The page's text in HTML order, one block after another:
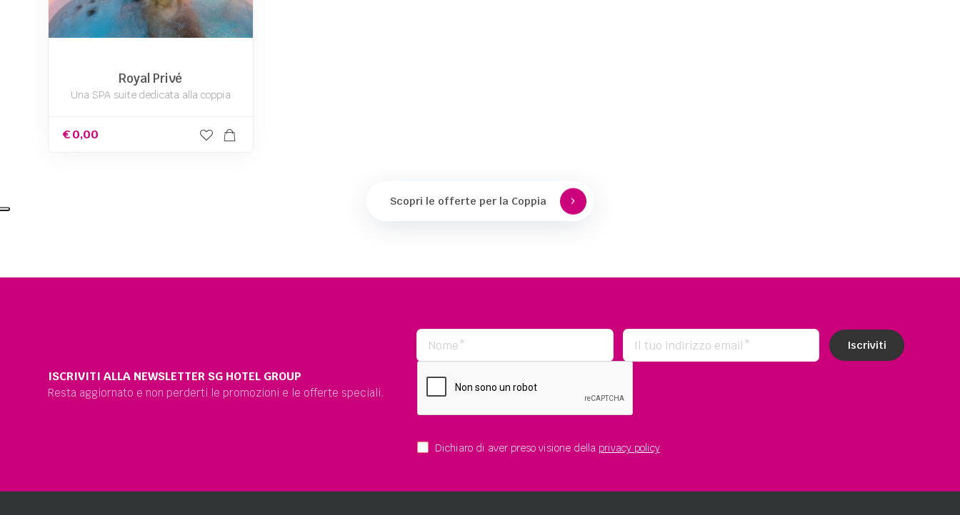
Royal Privé
Una SPA suite dedicata alla coppia
€0,00
Scopri le offerte per la Coppia
ISCRIVITI ALLA NEWSLETTER SG HOTEL GROUP
Resta aggiornato e non perderti le promozioni e le offerte speciali.
Dichiaro di aver preso visione della privacy policy